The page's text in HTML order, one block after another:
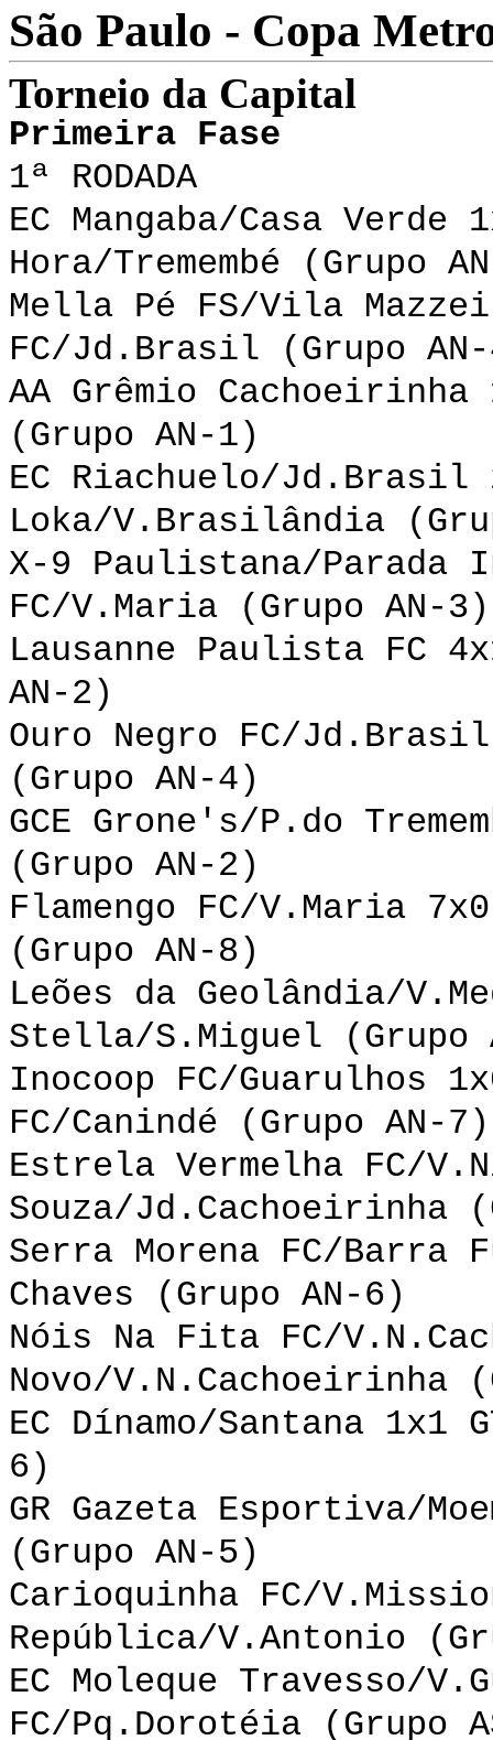
São Paulo - Copa
Torneio da Capital
Primeira Fase
1ª RODADA
EC Mangaba/Casa Verde
Hora/Tremembé (Grupo
Mella Pé FS/Vila
FC/Jd.Brasil (Grupo
AA Grêmio Cachoeirinha
(Grupo AN-1)
EC Riachuelo/Jd.Brasil
Loka/V.Brasilândia
X-9 Paulistana/Parada
FC/V.Maria (Grupo AN-3)
Lausanne Paulista FC
AN-2)
Ouro Negro FC/
(Grupo AN-4)
GCE Grone's/P.do
(Grupo AN-2)
Flamengo FC/V.Maria
(Grupo AN-8)
Leões da Geolândia/
Stella/S.Miguel (Grupo
Inocoop FC/Guarulhos
FC/Canindé (Grupo AN-7)
Estrela Vermelha FC/
Souza/Jd.Cachoeirinha
Serra Morena FC/Barra
Chaves (Grupo AN-6)
Nóis Na Fita FC/
Novo/V.N.Cachoeirinha
EC Dínamo/Santana 1x1
6)
GR Gazeta Esportiva/
(Grupo AN-5)
Carioquinha FC/
República/V.Antonio
EC Moleque Travesso/
FC/Pq.Dorotéia (Grupo